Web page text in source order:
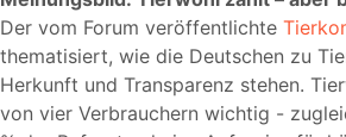
Der vom Forum veröffentlichte
thematisiert, wie die Deutschen zu
Herkunft und Transparenz stehen.
von vier Verbrauchern wichtig -